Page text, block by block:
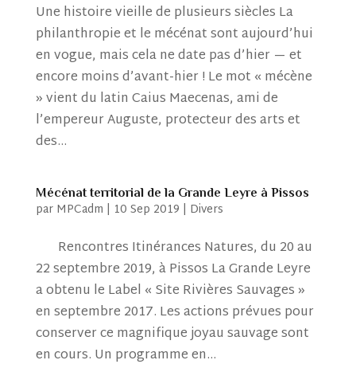
Une histoire vieille de plusieurs siècles La
philanthropie et le mécénat sont aujourd’hui
en vogue, mais cela ne date pas d’hier — et
encore moins d’avant-hier ! Le mot « mécène
» vient du latin Caius Maecenas, ami de
l’empereur Auguste, protecteur des arts et
des...
Mécénat territorial de la Grande Leyre à Pissos
par MPCadm | 10 Sep 2019 | Divers
Rencontres Itinérances Natures, du 20 au
22 septembre 2019, à Pissos La Grande Leyre
a obtenu le Label « Site Rivières Sauvages »
en septembre 2017. Les actions prévues pour
conserver ce magnifique joyau sauvage sont
en cours. Un programme en...